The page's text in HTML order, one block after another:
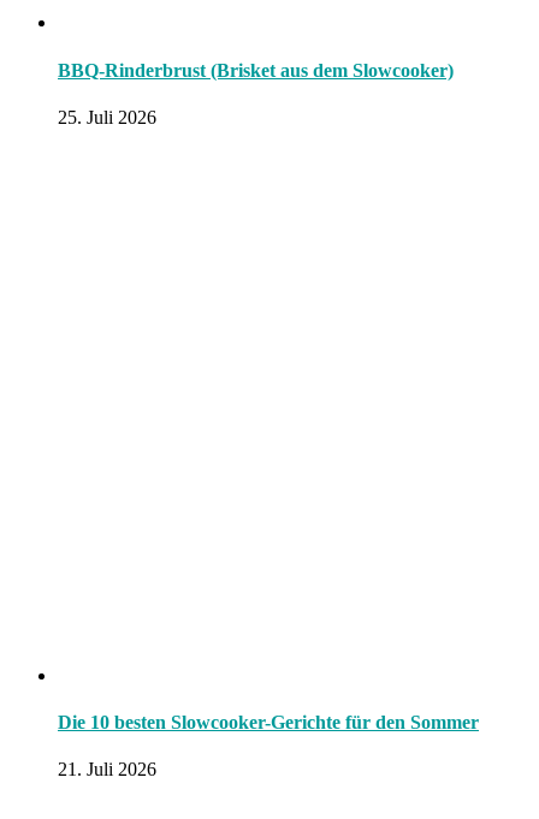
BBQ-Rinderbrust (Brisket aus dem Slowcooker)
25. Juli 2026
Die 10 besten Slowcooker-Gerichte für den Sommer
21. Juli 2026